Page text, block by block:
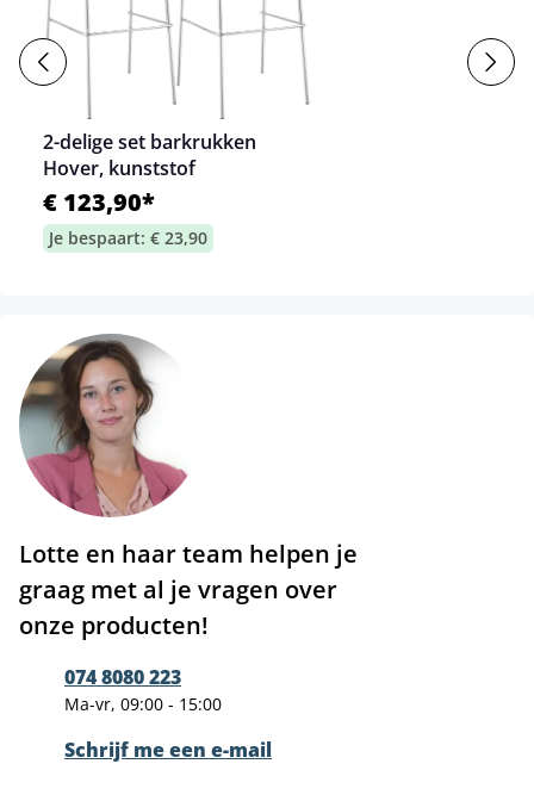
2-delige set barkrukken
Hover, kunststof
€ 123,90*
Je bespaart: € 23,90
Lotte en haar team helpen je
graag met al je vragen over
onze producten!
074 8080 223
Ma-vr, 09:00 - 15:00
Schrijf me een e-mail